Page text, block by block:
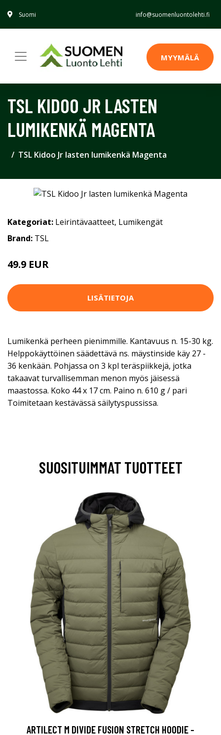
Suomi info@suomenluontolehti.fi
MYYMÄLÄ
TSL KIDOO JR LASTEN
LUMIKENKÄ MAGENTA
TSL Kidoo Jr lasten lumikenkä Magenta
Kategoriat: Leirintävaatteet, Lumikengät
Brand: TSL
49.9 EUR
LISÄTIETOJA
Lumikenkä perheen pienimmille. Kantavuus n. 15-30 kg.
Helppokäyttöinen säädettävä ns. mäystinside käy 27 -
36 kenkään. Pohjassa on 3 kpl teräspiikkejä, jotka
takaavat turvallisemman menon myös jäisessä
maastossa. Koko 44 x 17 cm. Paino n. 610 g / pari
Toimitetaan kestävässä säilytyspussissa.
SUOSITUIMMAT TUOTTEET
ARTILECT M DIVIDE FUSION STRETCH HOODIE -